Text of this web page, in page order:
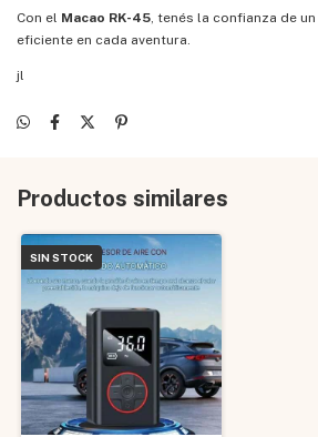
Con el Macao RK-45, tenés la confianza de
eficiente en cada aventura.
jl
Productos similares
SIN STOCK